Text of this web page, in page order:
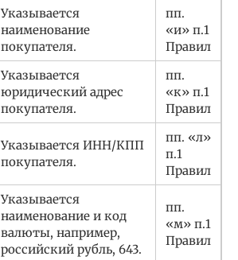
Указывается
наименование
покупателя.
пп.
«и» п.1
Правил
Указывается
юридический адрес
покупателя.
пп.
«к» п.1
Правил
Указывается ИНН/КПП
покупателя.
пп. «л»
п.1
Правил
Указывается
наименование и код
валюты, например,
российский рубль, 643.
пп.
«м» п.1
Правил